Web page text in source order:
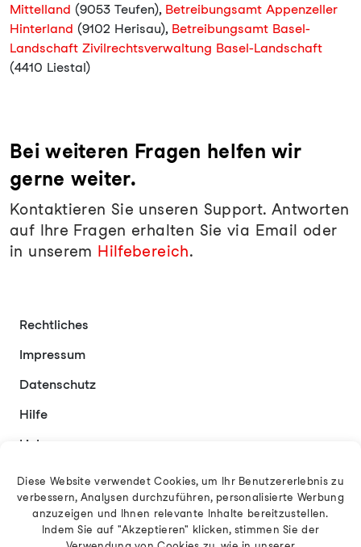
Mittelland (9053 Teufen), Betreibungsamt Appenzeller
Hinterland (9102 Herisau), Betreibungsamt Basel-
Landschaft Zivilrechtsverwaltung Basel-Landschaft
(4410 Liestal)
Bei weiteren Fragen helfen wir
gerne weiter.
Kontaktieren Sie unseren Support. Antworten
auf Ihre Fragen erhalten Sie via Email oder
in unserem Hilfebereich.
Rechtliches
Impressum
Datenschutz
Hilfe
Links
Kontakt
Deutsch
Diese Website verwendet Cookies, um Ihr Benutzererlebnis zu
verbessern, Analysen durchzuführen, personalisierte Werbung
anzuzeigen und Ihnen relevante Inhalte bereitzustellen.
Indem Sie auf "Akzeptieren" klicken, stimmen Sie der